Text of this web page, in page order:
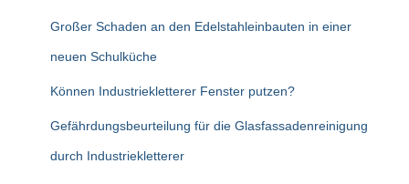
Großer Schaden an den Edelstahleinbauten in einer
neuen Schulküche
Können Industriekletterer Fenster putzen?
Gefährdungsbeurteilung für die Glasfassadenreinigung
durch Industriekletterer